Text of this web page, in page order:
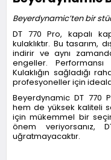
Beyerdynamic’ten bir
DT 770 Pro, kapalı
kulaklıktır. Bu tasarım,
indirir ve aynı
engeller.
Kulaklığın sağladığı
profesyoneller için
Beyerdynamic DT 770
hem de yüksek kaliteli
için mükemmel bir
önem veriyorsanız,
uğratmayacaktır.